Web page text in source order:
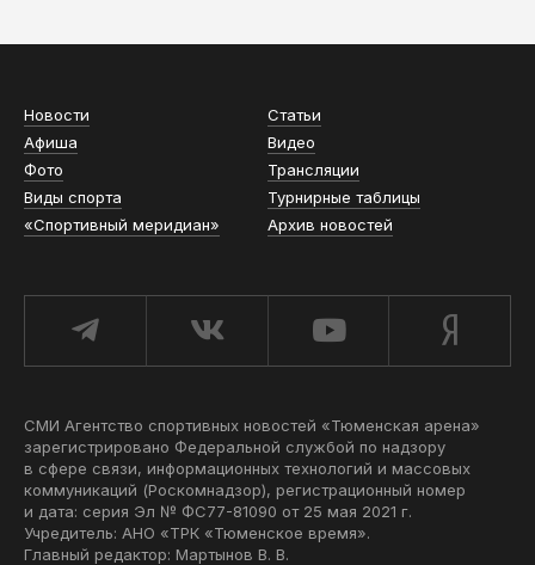
Новости
Статьи
Афиша
Видео
Фото
Трансляции
Виды спорта
Турнирные таблицы
«Спортивный меридиан»
Архив новостей
СМИ Агентство спортивных новостей «Тюменская арена»
зарегистрировано Федеральной службой по надзору
в сфере связи, информационных технологий и массовых
коммуникаций (Роскомнадзор), регистрационный номер
и дата: серия Эл № ФС77-81090 от 25 мая 2021 г.
Учредитель: АНО «ТРК «Тюменское время».
Главный редактор: Мартынов В. В.